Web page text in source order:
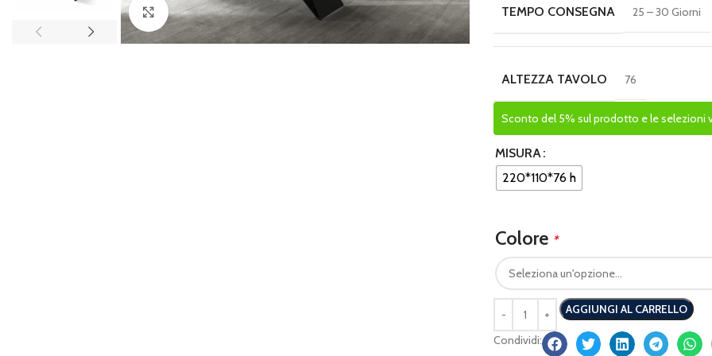
Ingrandisci TEMPO CONSEGNA 25 – 30 Giorni
ALTEZZA TAVOLO 76
Sconto del 5% sul prodotto e le selezioni
MISURA
220*110*76 h
Colore *
AGGIUNGI AL CARRELLO
Condividi: